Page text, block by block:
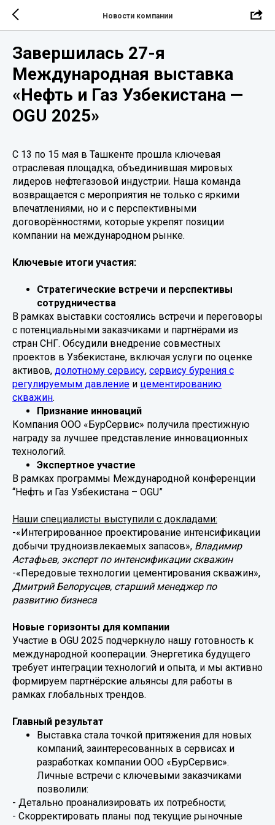
Новости компании
Завершилась 27-я
Международная выставка
«Нефть и Газ Узбекистана —
OGU 2025»
С 13 по 15 мая в Ташкенте прошла ключевая
отраслевая площадка, объединившая мировых
лидеров нефтегазовой индустрии. Наша команда
возвращается с мероприятия не только с яркими
впечатлениями, но и с перспективными
договорённостями, которые укрепят позиции
компании на международном рынке.
Ключевые итоги участия:
Стратегические встречи и перспективы
сотрудничества
В рамках выставки состоялись встречи и переговоры
с потенциальными заказчиками и партнёрами из
стран СНГ. Обсудили внедрение совместных
проектов в Узбекистане, включая услуги по оценке
активов, долотному сервису, сервису бурения с
регулируемым давление и цементированию
скважин.
Признание инноваций
Компания ООО «БурСервис» получила престижную
награду за лучшее представление инновационных
технологий.
Экспертное участие
В рамках программы Международной конференции
“Нефть и Газ Узбекистана – OGU”
Наши специалисты выступили с докладами:
-«Интегрированное проектирование интенсификации
добычи трудноизвлекаемых запасов», Владимир
Астафьев, эксперт по интенсификации скважин
-«Передовые технологии цементирования скважин»,
Дмитрий Белорусцев, старший менеджер по
развитию бизнеса
Новые горизонты для компании
Участие в OGU 2025 подчеркнуло нашу готовность к
международной кооперации. Энергетика будущего
требует интеграции технологий и опыта, и мы активно
формируем партнёрские альянсы для работы в
рамках глобальных трендов.
Главный результат
Выставка стала точкой притяжения для новых
компаний, заинтересованных в сервисах и
разработках компании ООО «БурСервис».
Личные встречи с ключевыми заказчиками
позволили:
- Детально проанализировать их потребности;
- Скорректировать планы под текущие рыночные